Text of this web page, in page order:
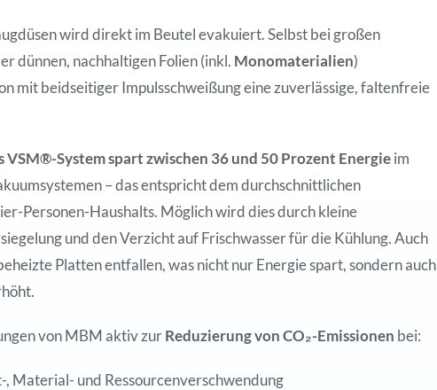
wird direkt im Beutel evakuiert. Selbst bei großen
dünnen, nachhaltigen Folien (inkl. Monomaterialien)
mit beidseitiger Impulsschweißung eine zuverlässige, faltenfreie
VSM®-System spart zwischen 36 und 50 Prozent Energieim
– das entspricht dem durchschnittlichen
Personen-Haushalts. Möglich wird dies durch kleine
und den Verzicht auf Frischwasser für die Kühlung. Auch
Platten entfallen, was nicht nur Energie spart, sondern auch
von MBM aktiv zurReduzierung von CO₂-Emissionen bei:
Material- und Ressourcenverschwendung